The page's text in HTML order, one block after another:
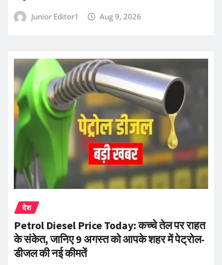
Junior Editor1 Aug 9, 2026
देश
Petrol Diesel Price Today: कच्चे तेल पर राहत
के संकेत, जानिए 9 अगस्त को आपके शहर में पेट्रोल-
डीजल की नई कीमतें